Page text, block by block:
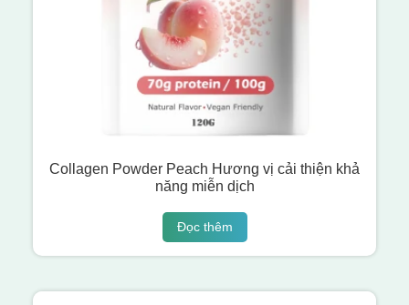
Collagen Powder Peach Hương vị cải thiện khả
năng miễn dịch
Đọc thêm